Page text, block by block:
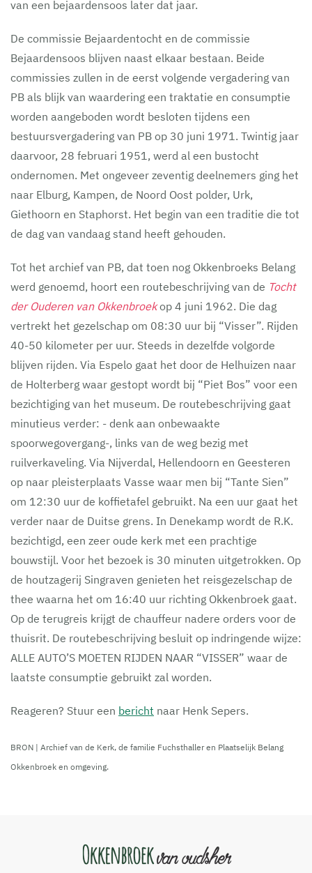
van een bejaardensoos later dat jaar.
De commissie Bejaardentocht en de commissie
Bejaardensoos blijven naast elkaar bestaan. Beide
commissies zullen in de eerst volgende vergadering van
PB als blijk van waardering een traktatie en consumptie
worden aangeboden wordt besloten tijdens een
bestuursvergadering van PB op 30 juni 1971. Twintig jaar
daarvoor, 28 februari 1951, werd al een bustocht
ondernomen. Met ongeveer zeventig deelnemers ging het
naar Elburg, Kampen, de Noord Oost polder, Urk,
Giethoorn en Staphorst. Het begin van een traditie die tot
de dag van vandaag stand heeft gehouden.
Tot het archief van PB, dat toen nog Okkenbroeks Belang
werd genoemd, hoort een routebeschrijving van de Tocht
der Ouderen van Okkenbroekop 4 juni 1962. Die dag
vertrekt het gezelschap om 08:30 uur bij “Visser”. Rijden
40-50 kilometer per uur. Steeds in dezelfde volgorde
blijven rijden. Via Espelo gaat het door de Helhuizen naar
de Holterberg waar gestopt wordt bij “Piet Bos” voor een
bezichtiging van het museum. De routebeschrijving gaat
minutieus verder: - denk aan onbewaakte
spoorwegovergang-, links van de weg bezig met
ruilverkaveling. Via Nijverdal, Hellendoorn en Geesteren
op naar pleisterplaats Vasse waar men bij “Tante Sien”
om 12:30 uur de koffietafel gebruikt. Na een uur gaat het
verder naar de Duitse grens. In Denekamp wordt de R.K.
bezichtigd, een zeer oude kerk met een prachtige
bouwstijl. Voor het bezoek is 30 minuten uitgetrokken. Op
de houtzagerij Singraven genieten het reisgezelschap de
thee waarna het om 16:40 uur richting Okkenbroek gaat.
Op de terugreis krijgt de chauffeur nadere orders voor de
thuisrit. De routebeschrijving besluit op indringende wijze:
ALLE AUTO’S MOETEN RIJDEN NAAR “VISSER” waar de
laatste consumptie gebruikt zal worden.
Reageren? Stuur een bericht naar Henk Sepers.
BRON | Archief van de Kerk, de familie Fuchsthaller en Plaatselijk Belang
Okkenbroek en omgeving.